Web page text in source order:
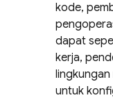
kode,
dapat
kerja,
untuk